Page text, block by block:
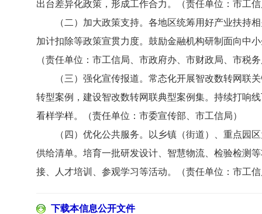
出台差异化政策，形成工作合力。（责任单位：市工
（二）加大政策支持。各地区统筹用好产业扶持相
加计扣除等政策宣贯力度。鼓励金融机构研制面向中
（责任单位：市工信局、市政府办、市财政局、市税
（三）强化宣传报道。常态化开展智改数转网联关
转型案例，建设智改数转网联典型案例集。持续打响
看样学样。（责任单位：市委宣传部、市工信局）
（四）优化公共服务。以乡镇（街道）、重点园区
供给清单。培育一批研发设计、智慧物流、检验检测
接、人才培训、参观学习等活动。（责任单位：市工
下载本信息公开文件